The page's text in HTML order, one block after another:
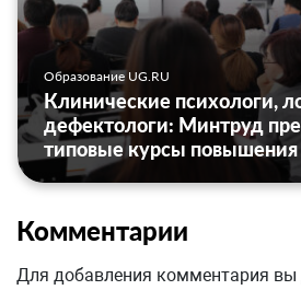
Образование UG.RU
Клинические психологи,
дефектологи: Минтруд
типовые курсы
Комментарии
Для добавления комментария